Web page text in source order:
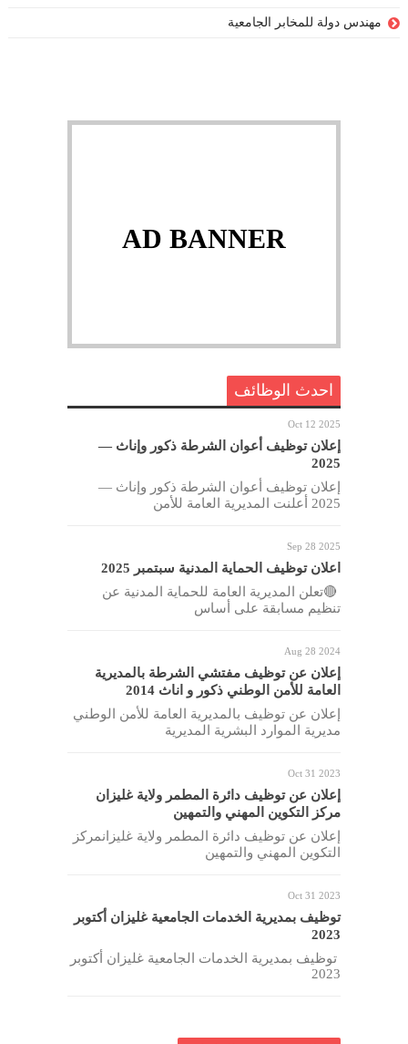
مهندس دولة للمخابر الجامعية
AD BANNER
احدث الوظائف
Oct 12 2025
إعلان توظيف أعوان الشرطة ذكور وإناث —
2025
إعلان توظيف أعوان الشرطة ذكور وإناث —
2025 أعلنت المديرية العامة للأمن
Sep 28 2025
اعلان توظيف الحماية المدنية سبتمبر 2025
🔴تعلن المديرية العامة للحماية المدنية عن
تنظيم مسابقة على أساس
Aug 28 2024
إعلان عن توظيف مفتشي الشرطة بالمديرية
العامة للأمن الوطني ذكور و اناث 2014
إعلان عن توظيف بالمديرية العامة للأمن الوطني
مديرية الموارد البشرية المديرية
Oct 31 2023
إعلان عن توظيف دائرة المطمر ولاية غليزان
مركز التكوين المهني والتمهين
إعلان عن توظيف دائرة المطمر ولاية غليزانمركز
التكوين المهني والتمهين
Oct 31 2023
توظيف بمديرية الخدمات الجامعية غليزان أكتوبر
2023
توظيف بمديرية الخدمات الجامعية غليزان أكتوبر
2023